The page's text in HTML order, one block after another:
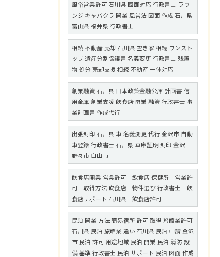
風俗営業許可 石川県 図面対応 行政書士 ラウ
ンジ キャバクラ 開業 風営法 図面 作成 石川県
富山県 福井県 行政書士
相続 不動産 売却 石川県 空き家 相続 ワンスト
ップ 遺産分割協議書 名義変更 行政書士 残置
物 処分 売却支援 相続 不動産 一体対応
創業融資 石川県 日本政策金融公庫 計画書 信
用金庫 創業支援 飲食店 開業 融資 行政書士 事
業計画書 作成代行
出張封印 石川県 車 名義変更 代行 金沢市 自動
車登録 行政書士 石川県 車庫証明 封印 金沢
野々市 白山市
飲食店開業 営業許可 飲食店 保健所 営業許
可 取得方法 飲食店 物件選び 行政書士 飲
食店サポート 石川県 飲食店許可
民泊 開業 方法 簡易宿所 許可 取得 旅館業許可
石川県 民泊 旅館業 違い 石川県 民泊 申請 金沢
市 民泊 許可 用途地域 民泊 開業 民泊 消防 設
備 基準 行政書士 民泊 サポート 民泊 図面 作成